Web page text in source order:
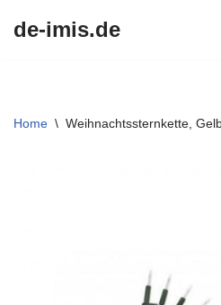
de-imis.de
Home \ Weihnachtssternkette,